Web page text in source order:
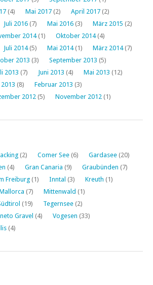
(4) Mai 2017 (2) April 2017 (2)
Juli 2016 (7) Mai 2016 (3) März 2015 (2)
2014(1) Oktober 2014(4)
Juli 2014(5) Mai 2014(1) März 2014(7)
2013 (3) September 2013 (5)
2013 (7) Juni 2013 (4) Mai 2013 (12)
(8) Februar 2013 (3)
2012 (5) November 2012 (1)
(2) Comer See (6) Gardasee (20)
(4) Gran Canaria (9) Graubünden (7)
Freiburg (1) Inntal (3) Kreuth (1)
(7) Mittenwald (1)
(19) Tegernsee (2)
Gravel (4) Vogesen (33)
(4)